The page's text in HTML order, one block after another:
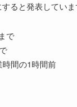
ると発表していま
で
間の1時間前